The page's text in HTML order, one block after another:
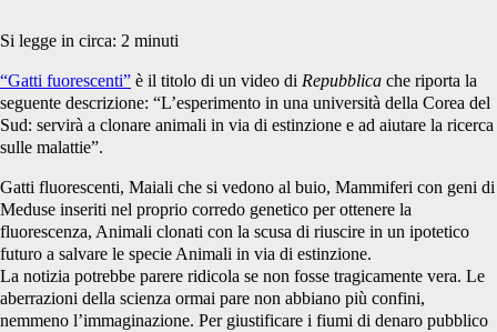
Si legge in circa: 2 minuti
“Gatti fuorescenti” è il titolo di un video di Repubblica che riporta la
seguente descrizione: “L’esperimento in una università della Corea del
Sud: servirà a clonare animali in via di estinzione e ad aiutare la ricerca
sulle malattie”.
Gatti fluorescenti, Maiali che si vedono al buio, Mammiferi con geni di
Meduse inseriti nel proprio corredo genetico per ottenere la
fluorescenza, Animali clonati con la scusa di riuscire in un ipotetico
futuro a salvare le specie Animali in via di estinzione.
La notizia potrebbe parere ridicola se non fosse tragicamente vera. Le
aberrazioni della scienza ormai pare non abbiano più confini,
nemmeno l’immaginazione. Per giustificare i fiumi di denaro pubblico